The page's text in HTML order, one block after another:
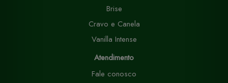
Brise
Cravo e Canela
Vanilla Intense
Atendimento
Fale conosco